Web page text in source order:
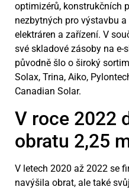
optimizérů, konstrukčních
nezbytných pro výstavbu
elektráren a zařízení. V
své skladové zásoby na e-
původně šlo o široký
Solax, Trina, Aiko,
Canadian Solar.
V roce 2022
obratu 2,25
V letech 2020 až 2022 se
navýšila obrat, ale také